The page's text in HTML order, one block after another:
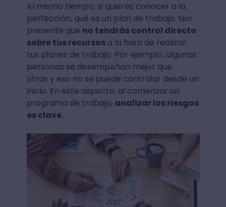
Al mismo tiempo, si quieres conocer a la
perfección, qué es un plan de trabajo, ten
presente que no tendrás control directo
sobre tus recursosa la hora de realizar
tus planes de trabajo. Por ejemplo, algunas
personas se desempeñan mejor que
otras y eso no se puede controlar desde un
inicio. En este aspecto, al comenzar un
programa de trabajo, analizar los riesgos
es clave.